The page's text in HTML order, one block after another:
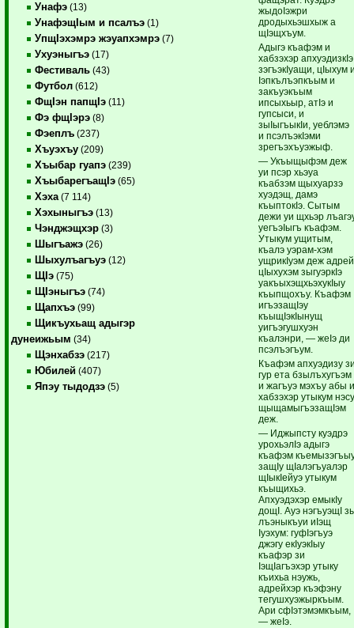
Унафэ (13)
УнафэщIым и псалъэ (1)
УпщIэхэмрэ жэуапхэмрэ (7)
Ухуэныгъэ (17)
Фестиваль (43)
Футбол (612)
ФщIэн папщIэ (11)
Фэ фщIэрэ (8)
Фэеплъ (237)
Хъуэхъу (209)
Хъыбар гуапэ (239)
ХъыбарегъащIэ (65)
Хэха (7 114)
Хэхыныгъэ (13)
Чэнджэщхэр (3)
Шыгъажэ (26)
Шыхулъагъуэ (12)
ЩIэ (75)
ЩIэныгъэ (74)
Щапхъэ (99)
Щикъухьащ адыгэр
дунеижьым (34)
Щэнхабзэ (217)
Юбилей (407)
Япэу тыдодзэ (5)
жыдоIэжри
дродыхьэшхыж а
щIэщхъум.
Адыгэ къафэм и
хабзэхэр апхуэдизкIэ
зэгъэкIуащи, цIыхум
Iэпкълъэпкъым и
закъуэкъым
ипсыхьыр, атIэ и
гупсыси, и
зыIыгъыкIи, уеблэмэ
и псэлъэкIэми
зрегъэхъуэжыф.
— Укъыщыфэм деж
уи псэр хьэуа
къабзэм щыхуарзэ
хуэдэщ, дамэ
къыптокIэ. Сытым
дежи уи щхьэр
уегъэIыгъ къафэм.
Утыкум ущитым,
къалэ уэрам-хэм
ущрикIуэм деж адрей
цIыхухэм зыгуэркIэ
уакъыхэщхьэхукIыу
къыпщохъу. Къафэм
игъэзащIэу
къыщIэкIынущ
уигъэгушхуэн
къалэнри, — жеIэ ди
псэлъэгъум.
Къафэм апхуэдизу
гур ета бзылъхугъэм
и жагъуэ мэхъу абы
хабзэхэр утыкум
щыщамыгъэзащIэм
деж.
— Иджыпсту куэдрэ
урохьэлIэ адыгэ
къафэм
защIу щIалэгъуалэр
щIыкIейуэ утыкум
къыщихьэ.
Апхуэдэхэр емыкIу
дощI. Ауэ нэгъуэщI
лъэныкъуи иIэщ
Iуэхум: гуфIэгъуэ
джэгу екIуэкIыу
къафэр зи
IэщIагъэхэр утыку
къихьа нэужь,
адрейхэр къэфэну
тегушхуэжыркъым.
Ари сфIэтэмэмкъым,
— жеIэ.